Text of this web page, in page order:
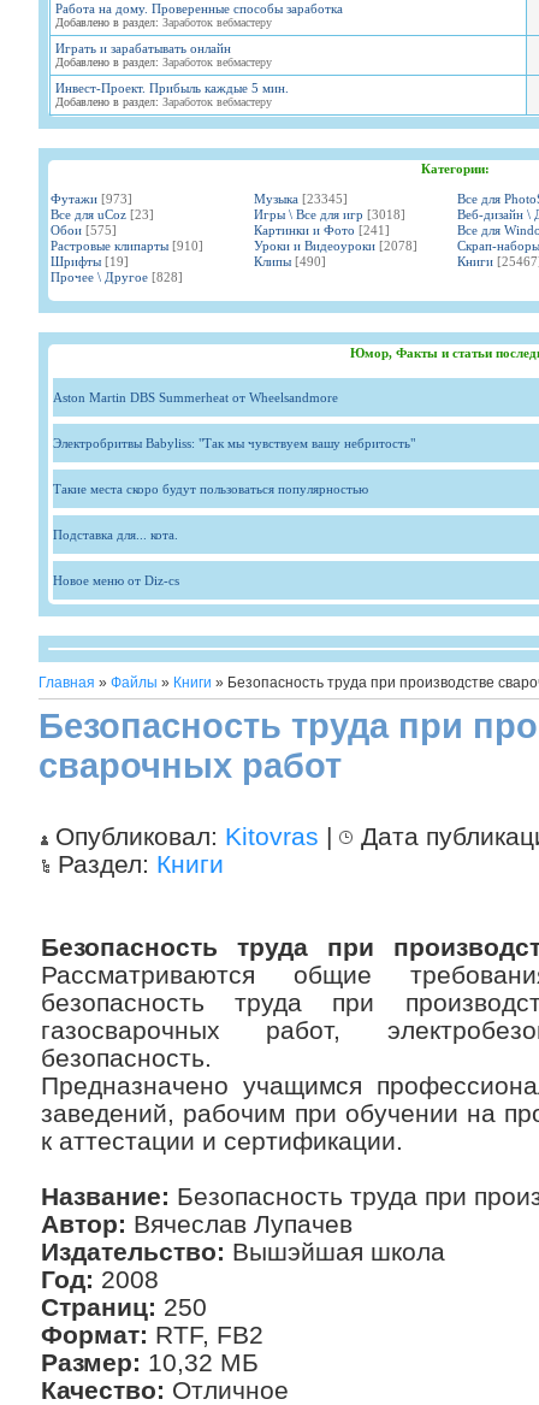
Работа на дому. Проверенные способы заработка
Добавлено в раздел: Заработок вебмастеру
Играть и зарабатывать онлайн
Добавлено в раздел: Заработок вебмастеру
Инвест-Проект. Прибыль каждые 5 мин.
Добавлено в раздел: Заработок вебмастеру
Категории:
Футажи [973] Музыка [23345]
Все для
Все для uCoz [23] Игры \ Все для игр [3018]
Веб-дизайн \
Обои [575] Картинки и Фото [241]
Все для
Растровые клипарты [910] Уроки и Видеоуроки [2078]
Скрап-наборы
Шрифты [19] Клипы [490] Книги
Прочее \ Другое [828]
Юмор, Факты и статьи
Aston Martin DBS Summerheat от Wheelsandmore
Электробритвы Babyliss: "Так мы чувствуем вашу небритость"
Такие места скоро будут пользоваться популярностью
Подставка для... кота.
Новое меню от Diz-cs
Главная » Файлы » Книги » Безопасность труда при производстве
Безопасность труда при
сварочных работ
Опубликовал: Kitovras |
Дата
Раздел: Книги
Безопасность труда при
Рассматриваются общие
безопасность труда при
газосварочных работ,
безопасность.
Предназначено учащимся
заведений, рабочим при обучении на
к аттестации и сертификации.
Название: Безопасность труда при
Автор: Вячеслав Лупачев
Издательство: Вышэйшая школа
Год: 2008
Страниц: 250
Формат: RTF, FB2
Размер: 10,32 МБ
Качество: Отличное